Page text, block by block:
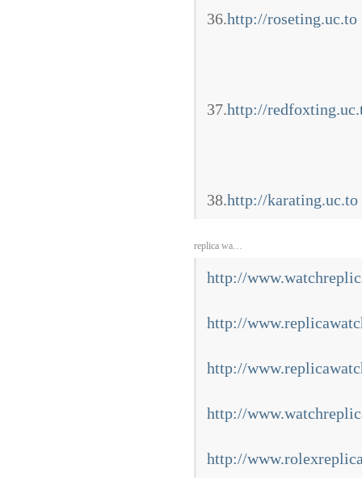
36.http://roseting.uc.to
37.http://
38.http://karating.uc.to
replica wa…
http://
http://
http://
http://
http://